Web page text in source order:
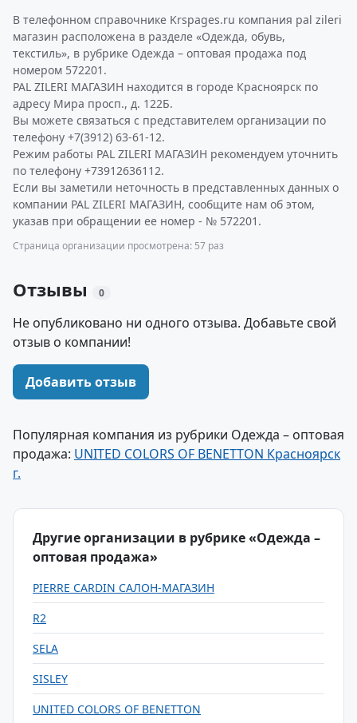
В телефонном справочнике Krspages.ru компания pal zileri
магазин расположена в разделе «Одежда, обувь,
текстиль», в рубрике Одежда – оптовая продажа под
номером 572201.
PAL ZILERI МАГАЗИН находится в городе Красноярск по
адресу Мира просп., д. 122Б.
Вы можете связаться с представителем организации по
телефону +7(3912) 63-61-12.
Режим работы PAL ZILERI МАГАЗИН рекомендуем уточнить
по телефону +73912636112.
Если вы заметили неточность в представленных данных о
компании PAL ZILERI МАГАЗИН, сообщите нам об этом,
указав при обращении ее номер - № 572201.
Страница организации просмотрена: 57 раз
Отзывы 0
Не опубликовано ни одного отзыва. Добавьте свой
отзыв о компании!
Добавить отзыв
Популярная компания из рубрики Одежда – оптовая
продажа: UNITED COLORS OF BENETTON Красноярск
г.
Другие организации в рубрике «Одежда –
оптовая продажа»
PIERRE CARDIN САЛОН-МАГАЗИН
R2
SELA
SISLEY
UNITED COLORS OF BENETTON